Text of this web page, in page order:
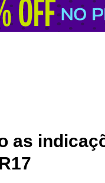
as
R17